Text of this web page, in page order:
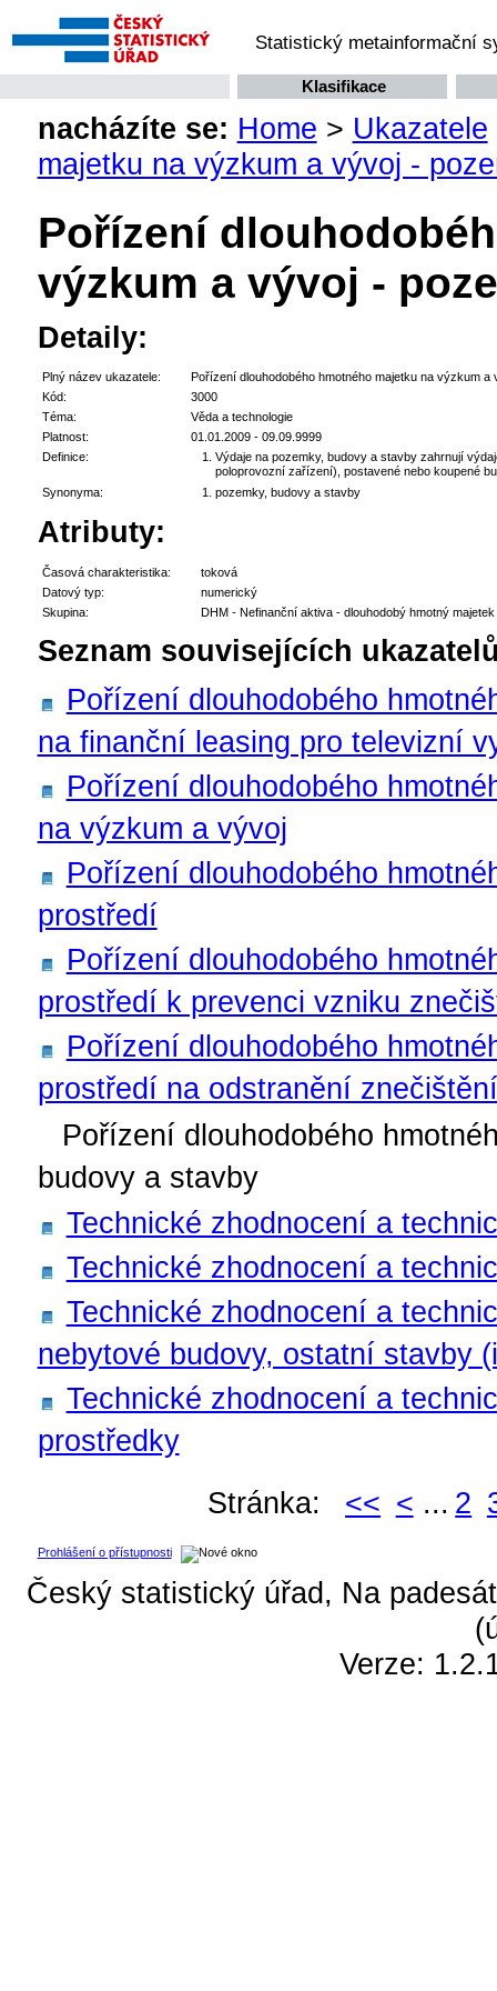
Statistický metainformační
Klasifikace
nacházíte se: Home > Ukazatele
majetku na výzkum a vývoj -
Pořízení
výzkum a vývoj -
Detaily:
Plný název ukazatele:
Pořízení dlouhodobého hmotného majetku na výzkum
Kód:
3000
Téma:
Věda a technologie
Platnost:
01.01.2009 - 09.09.9999
Definice:
Výdaje na pozemky, budovy a stavby zahrnují
poloprovozní zařízení), postavené nebo koupené
Synonyma:
pozemky, budovy a stavby
Atributy:
Časová charakteristika:
toková
Datový typ:
numerický
Skupina:
DHM - Nefinanční aktiva - dlouhodobý hmotný majetek
Seznam souvisejících
Pořízení dlouhodobého
na finanční leasing pro televizní
Pořízení dlouhodobého
na výzkum a vývoj
Pořízení dlouhodobého
prostředí
Pořízení dlouhodobého
prostředí k prevenci vzniku
Pořízení dlouhodobého
prostředí na odstranění znečištění
Pořízení dlouhodobého
budovy a stavby
Technické zhodnocení a
Technické zhodnocení a
Technické zhodnocení a
nebytové budovy, ostatní stavby
Technické zhodnocení a
prostředky
Stránka:
<< < ... 2
Prohlášení o přístupnosti
Český statistický úřad, Na
Verze: